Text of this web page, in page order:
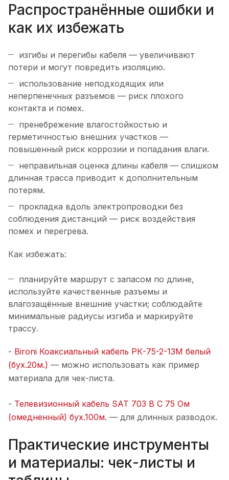
Распространённые ошибки и
как их избежать
изгибы и перегибы кабеля — увеличивают
потери и могут повредить изоляцию.
использование неподходящих или
неперпенечных разъемов — риск плохого
контакта и помех.
пренебрежение влагостойкостью и
герметичностью внешних участков —
повышенный риск коррозии и попадания влаги.
неправильная оценка длины кабеля — слишком
длинная трасса приводит к дополнительным
потерям.
прокладка вдоль электропроводки без
соблюдения дистанций — риск воздействия
помех и перегрева.
Как избежать:
планируйте маршрут с запасом по длине,
используйте качественные разъемы и
влагозащённые внешние участки; соблюдайте
минимальные радиусы изгиба и маркируйте
трассу.
- Bironi Коаксиальный кабель РК-75-2-13М белый
(бух.20м.) — можно использовать как пример
материала для чек-листа.
- Телевизионный кабель SAT 703 B С 75 Ом
(омедненный) бух.100м. — для длинных разводок.
Практические инструменты
и материалы: чек-листы и